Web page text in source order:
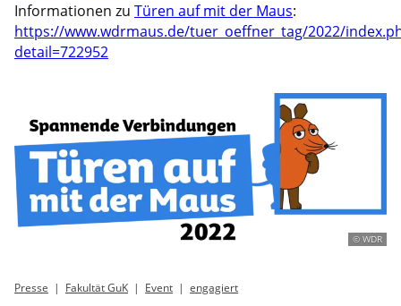
Informationen zu Türen auf mit der Maus:
https://www.wdrmaus.de/tuer_oeffner_tag/2022/
detail=722952
© WDR
Presse Fakultät GuK Event engagiert